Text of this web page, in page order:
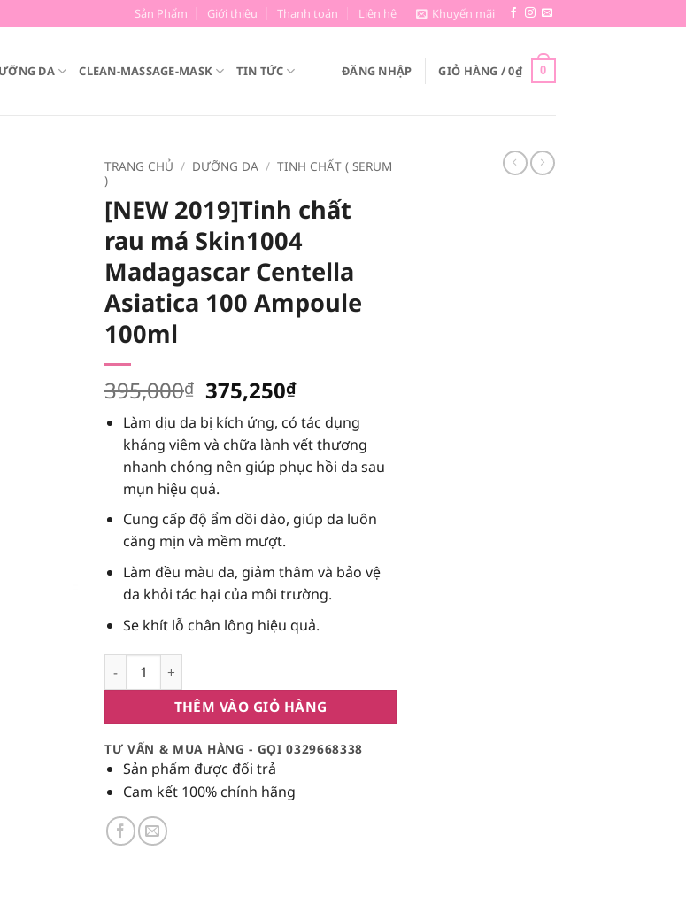
Sản Phẩm Giới thiệu Thanh toán Liên hệ Khuyến mãi
DA CLEAN-MASSAGE-MASK TIN TỨC ĐĂNG NHẬP GIỎ HÀNG /0₫ 0
TRANG CHỦ / DƯỠNG DA / TINH CHẤT ( SERUM
)
[NEW 2019]Tinh chất
rau má Skin1004
Madagascar Centella
Asiatica 100 Ampoule
100ml
395,000₫ Giá
gốc
là:
395,000₫.
375,250₫Giá
hiện
tại
là:
375,250₫.
Làm dịu da bị kích ứng, có tác dụng
kháng viêm và chữa lành vết thương
nhanh chóng nên giúp phục hồi da sau
mụn hiệu quả.
Cung cấp độ ẩm dồi dào, giúp da luôn
căng mịn và mềm mượt.
Làm đều màu da, giảm thâm và bảo vệ
da khỏi tác hại của môi trường.
Se khít lỗ chân lông hiệu quả.
[NEW 2019]Tinh chất rau má Skin1004 Madagascar Centella Asiatica 100 Ampoule 100ml số
THÊM VÀO GIỎ HÀNG
TƯ VẤN & MUA HÀNG - GỌI 0329668338
Sản phẩm được đổi trả
Cam kết 100% chính hãng